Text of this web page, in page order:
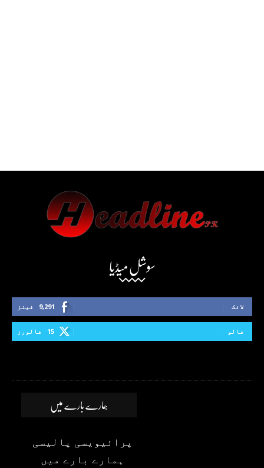
سوشل میڈیا
9,291 فینز لائک
15 فالورز فالو
ہمارے بارے میں
پرائیویسی پالیسی
ہمارے بارے میں